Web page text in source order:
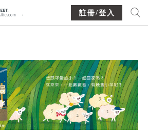
註冊/登入